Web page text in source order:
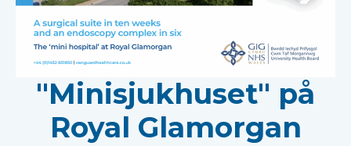
"Minisjukhuset" på
Royal Glamorgan